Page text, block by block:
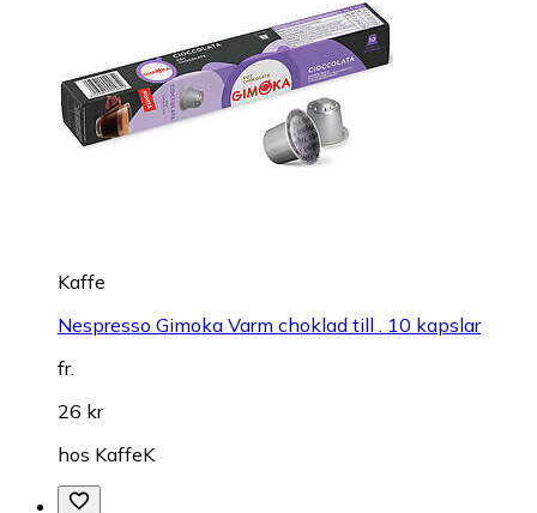
Kaffe
Nespresso Gimoka Varm choklad till . 10 kapslar
fr.
26 kr
hos KaffeK